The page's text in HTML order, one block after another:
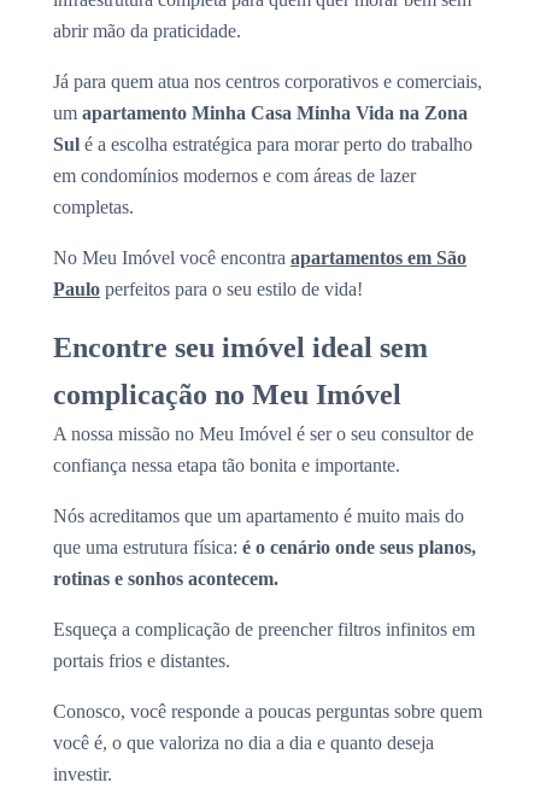
abrir mão da praticidade.
Já para quem atua nos centros corporativos e comerciais,
um apartamento Minha Casa Minha Vida na Zona
Sul é a escolha estratégica para morar perto do trabalho
em condomínios modernos e com áreas de lazer
completas.
No Meu Imóvel você encontra apartamentos em São
Paulo perfeitos para o seu estilo de vida!
Encontre seu imóvel ideal sem
complicação no Meu Imóvel
A nossa missão no Meu Imóvel é ser o seu consultor de
confiança nessa etapa tão bonita e importante.
Nós acreditamos que um apartamento é muito mais do
que uma estrutura física: é o cenário onde seus planos,
rotinas e sonhos acontecem.
Esqueça a complicação de preencher filtros infinitos em
portais frios e distantes.
Conosco, você responde a poucas perguntas sobre quem
você é, o que valoriza no dia a dia e quanto deseja
investir.